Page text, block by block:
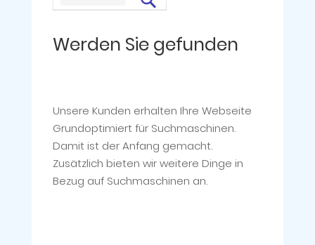
Werden Sie gefunden
Unsere Kunden erhalten Ihre Webseite
Grundoptimiert für Suchmaschinen.
Damit ist der Anfang gemacht.
Zusätzlich bieten wir weitere Dinge in
Bezug auf Suchmaschinen an.